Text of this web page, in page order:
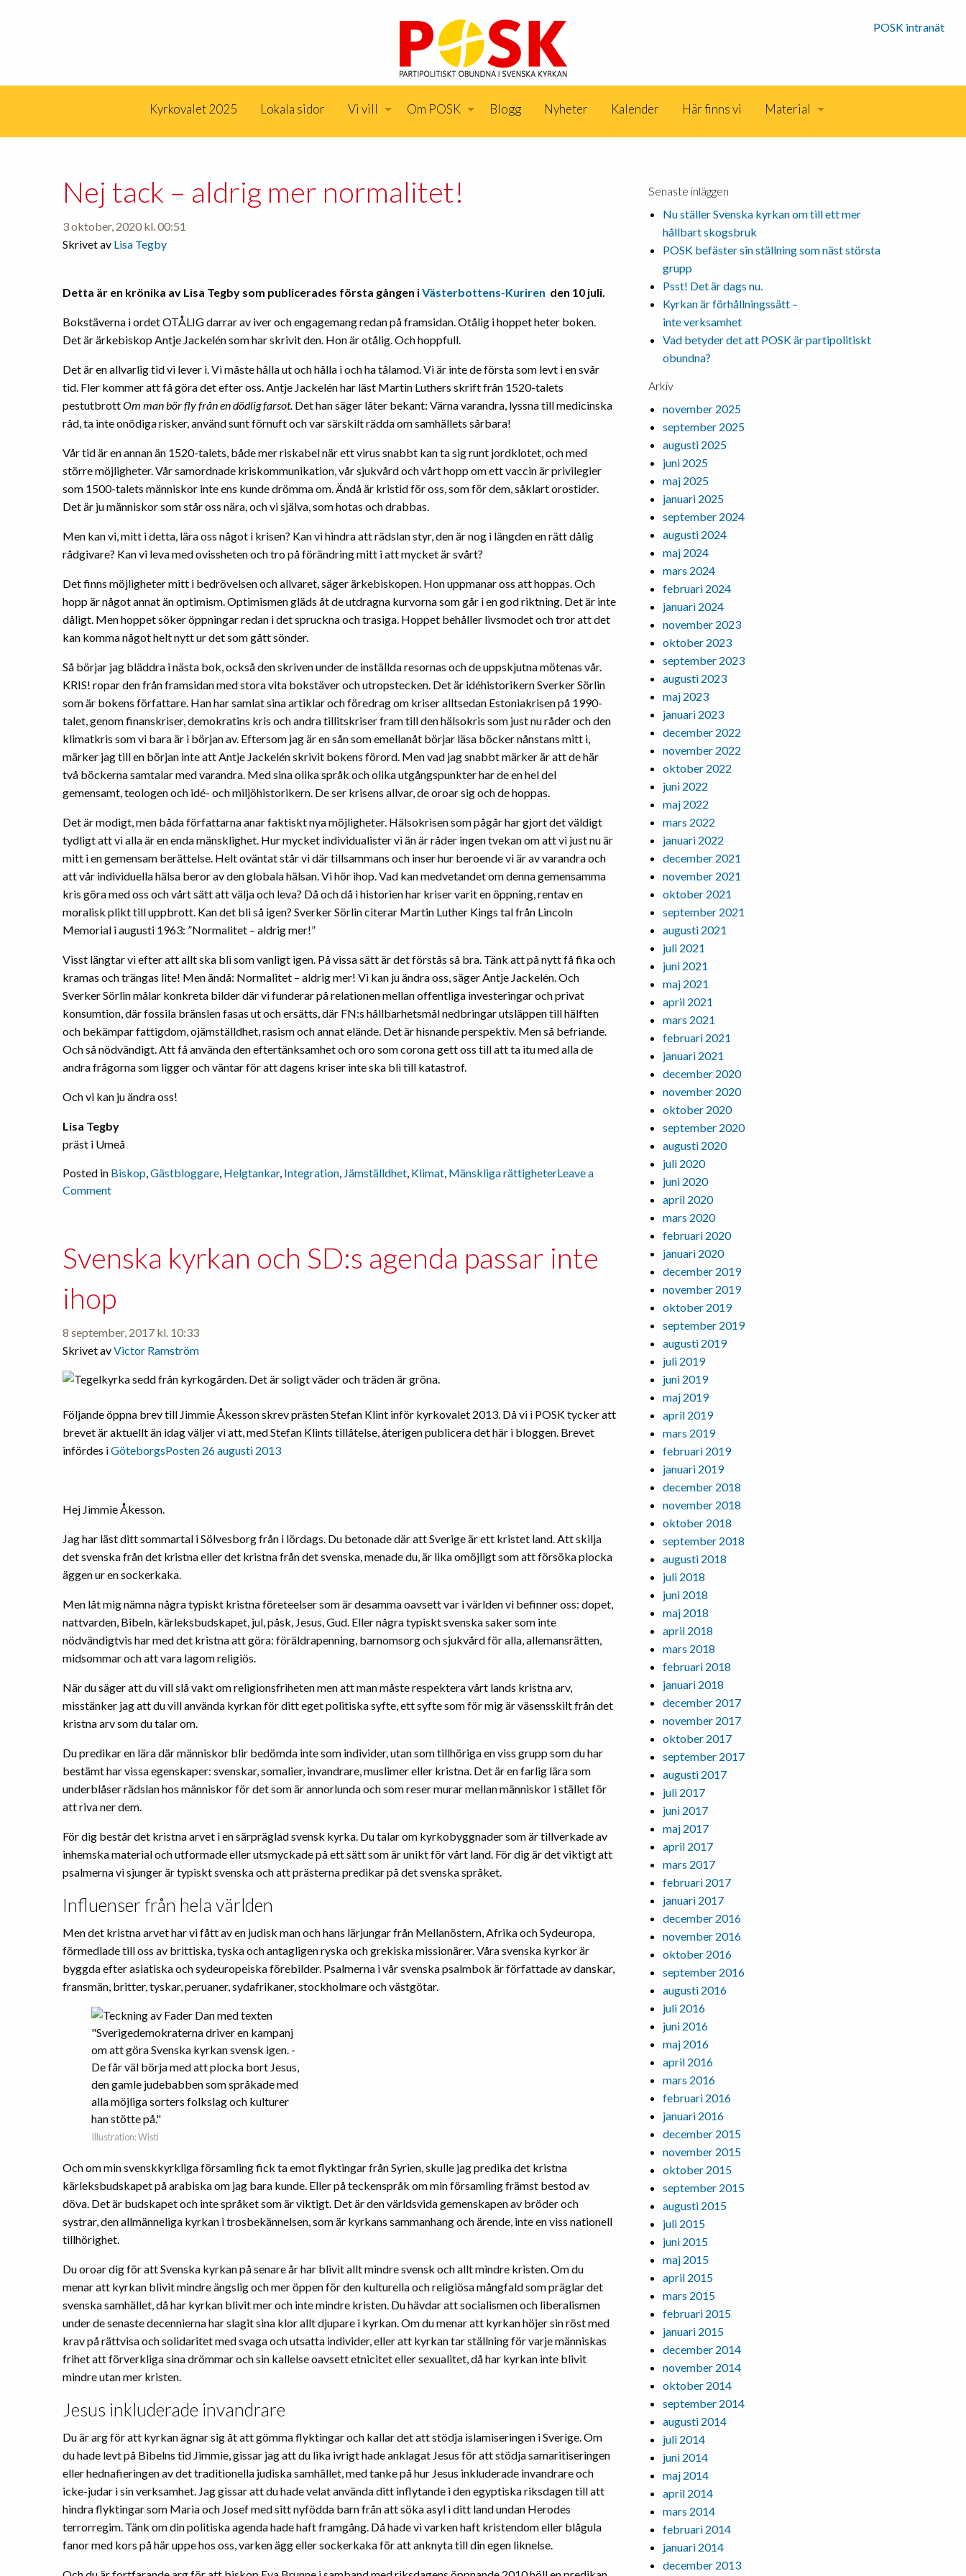
POSK intranät
Kyrkovalet 2025 Lokala sidor Vi vill Om POSK Blogg Nyheter Kalender Här finns vi Material
Nej tack – aldrig mer normalitet!
3 oktober, 2020 kl. 00:51
Skrivet av Lisa Tegby
Detta är en krönika av Lisa Tegby som publicerades första gången iVästerbottens-Kuriren den 10 juli.
Bokstäverna i ordet OTÅLIG darrar av iver och engagemang redan på framsidan. Otålig i hoppet heter boken.
Det är ärkebiskop Antje Jackelén som har skrivit den. Hon är otålig. Och hoppfull.
Det är en allvarlig tid vi lever i. Vi måste hålla ut och hålla i och ha tålamod. Vi är inte de första som levt i en svår
tid. Fler kommer att få göra det efter oss. Antje Jackelén har läst Martin Luthers skrift från 1520-talets
pestutbrottOm man bör fly från en dödlig farsot. Det han säger låter bekant: Värna varandra, lyssna till medicinska
råd, ta inte onödiga risker, använd sunt förnuft och var särskilt rädda om samhällets sårbara!
Vår tid är en annan än 1520-talets, både mer riskabel när ett virus snabbt kan ta sig runt jordklotet, och med
större möjligheter. Vår samordnade kriskommunikation, vår sjukvård och vårt hopp om ett vaccin är privilegier
som 1500-talets människor inte ens kunde drömma om. Ändå är kristid för oss, som för dem, såklart orostider.
Det är ju människor som står oss nära, och vi själva, som hotas och drabbas.
Men kan vi, mitt i detta, lära oss något i krisen? Kan vi hindra att rädslan styr, den är nog i längden en rätt dålig
rådgivare? Kan vi leva med ovissheten och tro på förändring mitt i att mycket är svårt?
Det finns möjligheter mitt i bedrövelsen och allvaret, säger ärkebiskopen. Hon uppmanar oss att hoppas. Och
hopp är något annat än optimism. Optimismen gläds åt de utdragna kurvorna som går i en god riktning. Det är inte
dåligt. Men hoppet söker öppningar redan i det spruckna och trasiga. Hoppet behåller livsmodet och tror att det
kan komma något helt nytt ur det som gått sönder.
Så börjar jag bläddra i nästa bok, också den skriven under de inställda resornas och de uppskjutna mötenas vår.
KRIS! ropar den från framsidan med stora vita bokstäver och utropstecken. Det är idéhistorikern Sverker Sörlin
som är bokens författare. Han har samlat sina artiklar och föredrag om kriser alltsedan Estoniakrisen på 1990-
talet, genom finanskriser, demokratins kris och andra tillitskriser fram till den hälsokris som just nu råder och den
klimatkris som vi bara är i början av. Eftersom jag är en sån som emellanåt börjar läsa böcker nånstans mitt i,
märker jag till en början inte att Antje Jackelén skrivit bokens förord. Men vad jag snabbt märker är att de här
två böckerna samtalar med varandra. Med sina olika språk och olika utgångspunkter har de en hel del
gemensamt, teologen och idé- och miljöhistorikern. De ser krisens allvar, de oroar sig och de hoppas.
Det är modigt, men båda författarna anar faktiskt nya möjligheter. Hälsokrisen som pågår har gjort det väldigt
tydligt att vi alla är en enda mänsklighet. Hur mycket individualister vi än är råder ingen tvekan om att vi just nu är
mitt i en gemensam berättelse. Helt oväntat står vi där tillsammans och inser hur beroende vi är av varandra och
att vår individuella hälsa beror av den globala hälsan. Vi hör ihop. Vad kan medvetandet om denna gemensamma
kris göra med oss och vårt sätt att välja och leva? Då och då i historien har kriser varit en öppning, rentav en
moralisk plikt till uppbrott. Kan det bli så igen? Sverker Sörlin citerar Martin Luther Kings tal från Lincoln
Memorial i augusti 1963: ”Normalitet – aldrig mer!”
Visst längtar vi efter att allt ska bli som vanligt igen. På vissa sätt är det förstås så bra. Tänk att på nytt få fika och
kramas och trängas lite! Men ändå: Normalitet – aldrig mer! Vi kan ju ändra oss, säger Antje Jackelén. Och
Sverker Sörlin målar konkreta bilder där vi funderar på relationen mellan offentliga investeringar och privat
konsumtion, där fossila bränslen fasas ut och ersätts, där FN:s hållbarhetsmål nedbringar utsläppen till hälften
och bekämpar fattigdom, ojämställdhet, rasism och annat elände. Det är hisnande perspektiv. Men så befriande.
Och så nödvändigt. Att få använda den eftertänksamhet och oro som corona gett oss till att ta itu med alla de
andra frågorna som ligger och väntar för att dagens kriser inte ska bli till katastrof.
Och vi kan ju ändra oss!
Lisa Tegby
präst i Umeå
Posted in Biskop,Gästbloggare, Helgtankar, Integration, Jämställdhet, Klimat, Mänskliga rättigheterLeave a
Commenton
aldrig
normalitet!
Svenska kyrkan och SD:s agenda passar inte
ihop
8 september, 2017 kl. 10:33
Skrivet avVictor Ramström
Följande öppna brev till Jimmie Åkesson skrev prästen Stefan Klint inför kyrkovalet 2013. Då vi i POSK tycker att
brevet är aktuellt än idag väljer vi att, med Stefan Klints tillåtelse, återigen publicera det här i bloggen. Brevet
infördes iGöteborgsPosten 26 augusti 2013
Hej Jimmie Åkesson.
Jag har läst ditt sommartal i Sölvesborg från i lördags. Du betonade där att Sverige är ett kristet land. Att skilja
det svenska från det kristna eller det kristna från det svenska, menade du, är lika omöjligt som att försöka plocka
äggen ur en sockerkaka.
Men låt mig nämna några typiskt kristna företeelser som är desamma oavsett var i världen vi befinner oss: dopet,
nattvarden, Bibeln, kärleksbudskapet, jul, påsk, Jesus, Gud. Eller några typiskt svenska saker som inte
nödvändigtvis har med det kristna att göra: föräldrapenning, barnomsorg och sjukvård för alla, allemansrätten,
midsommar och att vara lagom religiös.
När du säger att du vill slå vakt om religionsfriheten men att man måste respektera vårt lands kristna arv,
misstänker jag att du vill använda kyrkan för ditt eget politiska syfte, ett syfte som för mig är väsensskilt från det
kristna arv som du talar om.
Du predikar en lära där människor blir bedömda inte som individer, utan som tillhöriga en viss grupp som du har
bestämt har vissa egenskaper: svenskar, somalier, invandrare, muslimer eller kristna. Det är en farlig lära som
underblåser rädslan hos människor för det som är annorlunda och som reser murar mellan människor i stället för
att riva ner dem.
För dig består det kristna arvet i en särpräglad svensk kyrka. Du talar om kyrkobyggnader som är tillverkade av
inhemska material och utformade eller utsmyckade på ett sätt som är unikt för vårt land. För dig är det viktigt att
psalmerna vi sjunger är typiskt svenska och att prästerna predikar på det svenska språket.
Influenser från hela världen
Men det kristna arvet har vi fått av en judisk man och hans lärjungar från Mellanöstern, Afrika och Sydeuropa,
förmedlade till oss av brittiska, tyska och antagligen ryska och grekiska missionärer. Våra svenska kyrkor är
byggda efter asiatiska och sydeuropeiska förebilder. Psalmerna i vår svenska psalmbok är författade av danskar,
fransmän, britter, tyskar, peruaner, sydafrikaner, stockholmare och västgötar.
Illustration: Wisti
Och om min svenskkyrkliga församling fick ta emot flyktingar från Syrien, skulle jag predika det kristna
kärleksbudskapet på arabiska om jag bara kunde. Eller på teckenspråk om min församling främst bestod av
döva. Det är budskapet och inte språket som är viktigt. Det är den världsvida gemenskapen av bröder och
systrar, den allmänneliga kyrkan i trosbekännelsen, som är kyrkans sammanhang och ärende, inte en viss nationell
tillhörighet.
Du oroar dig för att Svenska kyrkan på senare år har blivit allt mindre svensk och allt mindre kristen. Om du
menar att kyrkan blivit mindre ängslig och mer öppen för den kulturella och religiösa mångfald som präglar det
svenska samhället, då har kyrkan blivit mer och inte mindre kristen. Du hävdar att socialismen och liberalismen
under de senaste decennierna har slagit sina klor allt djupare i kyrkan. Om du menar att kyrkan höjer sin röst med
krav på rättvisa och solidaritet med svaga och utsatta individer, eller att kyrkan tar ställning för varje människas
frihet att förverkliga sina drömmar och sin kallelse oavsett etnicitet eller sexualitet, då har kyrkan inte blivit
mindre utan mer kristen.
Jesus inkluderade invandrare
Du är arg för att kyrkan ägnar sig åt att gömma flyktingar och kallar det att stödja islamiseringen i Sverige. Om
du hade levt på Bibelns tid Jimmie, gissar jag att du lika ivrigt hade anklagat Jesus för att stödja samaritiseringen
eller hednafieringen av det traditionella judiska samhället, med tanke på hur Jesus inkluderade invandrare och
icke-judar i sin verksamhet. Jag gissar att du hade velat använda ditt inflytande i den egyptiska riksdagen till att
hindra flyktingar som Maria och Josef med sitt nyfödda barn från att söka asyl i ditt land undan Herodes
terrorregim. Tänk om din politiska agenda hade haft framgång. Då hade vi varken haft kristendom eller blågula
fanor med kors på här uppe hos oss, varken ägg eller sockerkaka för att anknyta till din egen liknelse.
Senaste inläggen
Nu ställer Svenska kyrkan om till ett mer
hållbart skogsbruk
POSK befäster sin ställning som näst största
grupp
Psst! Det är dags nu.
Kyrkan är förhållningssätt –
inte verksamhet
Vad betyder det att POSK är partipolitiskt
obundna?
Arkiv
november 2025
september 2025
augusti 2025
juni 2025
maj 2025
januari 2025
september 2024
augusti 2024
maj 2024
mars 2024
februari 2024
januari 2024
november 2023
oktober 2023
september 2023
augusti 2023
maj 2023
januari 2023
december 2022
november 2022
oktober 2022
juni 2022
maj 2022
mars 2022
januari 2022
december 2021
november 2021
oktober 2021
september 2021
augusti 2021
juli 2021
juni 2021
maj 2021
april 2021
mars 2021
februari 2021
januari 2021
december 2020
november 2020
oktober 2020
september 2020
augusti 2020
juli 2020
juni 2020
april 2020
mars 2020
februari 2020
januari 2020
december 2019
november 2019
oktober 2019
september 2019
augusti 2019
juli 2019
juni 2019
maj 2019
april 2019
mars 2019
februari 2019
januari 2019
december 2018
november 2018
oktober 2018
september 2018
augusti 2018
juli 2018
juni 2018
maj 2018
april 2018
mars 2018
februari 2018
januari 2018
december 2017
november 2017
oktober 2017
september 2017
augusti 2017
juli 2017
juni 2017
maj 2017
april 2017
mars 2017
februari 2017
januari 2017
december 2016
november 2016
oktober 2016
september 2016
augusti 2016
juli 2016
juni 2016
maj 2016
april 2016
mars 2016
februari 2016
januari 2016
december 2015
november 2015
oktober 2015
september 2015
augusti 2015
juli 2015
juni 2015
maj 2015
april 2015
mars 2015
februari 2015
januari 2015
december 2014
november 2014
oktober 2014
september 2014
augusti 2014
juli 2014
juni 2014
maj 2014
april 2014
mars 2014
februari 2014
januari 2014
december 2013